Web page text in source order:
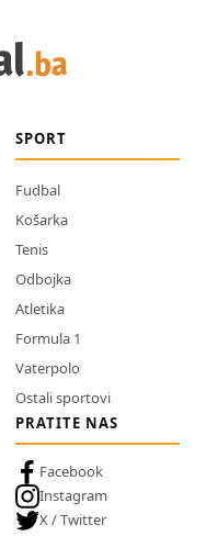
SPORT
Fudbal
Košarka
Tenis
Odbojka
Atletika
Formula 1
Vaterpolo
Ostali sportovi
PRATITE NAS
Facebook
Instagram
X / Twitter